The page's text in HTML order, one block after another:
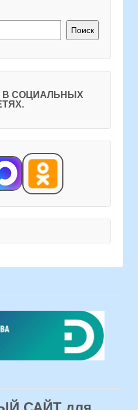
Поиск
В СОЦИАЛЬНЫХ